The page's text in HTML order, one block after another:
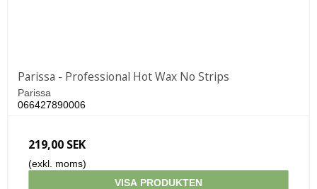
Parissa - Professional Hot Wax No Strips
Parissa
066427890006
219,00 SEK
(exkl. moms)
VISA PRODUKTEN